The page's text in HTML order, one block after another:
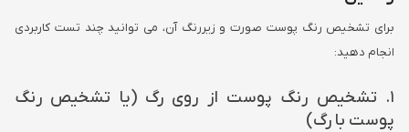
برای تشخیص رنگ پوست صورت و زیررنگ آن، می توانید چند تست کاربردی
انجام دهید:
1. تشخیص رنگ پوست از روی رگ (یا تشخیص رنگ
پوست با رگ)